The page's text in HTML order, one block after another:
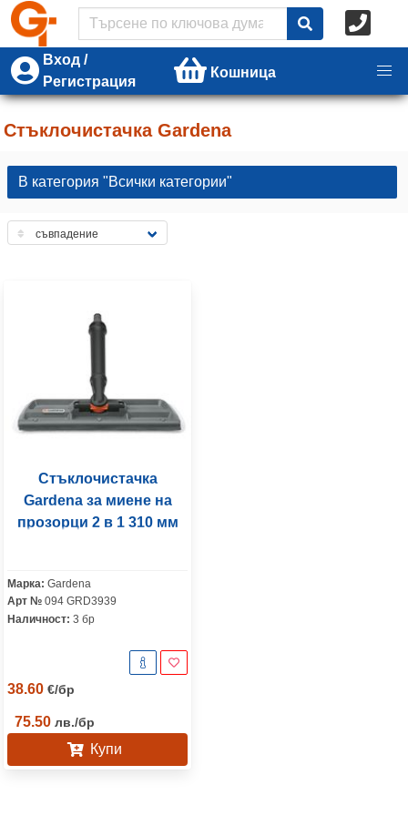
Вход /
Регистрация
Кошница
Стъклочистачка Gardena
В категория "Всички категории"
Стъклочистачка
Gardena за миене на
прозорци 2 в 1 310 мм
Марка: Gardena
Арт № 094 GRD3939
Наличност: 3 бр
38.60 €/бр
75.50 лв./бр
Купи